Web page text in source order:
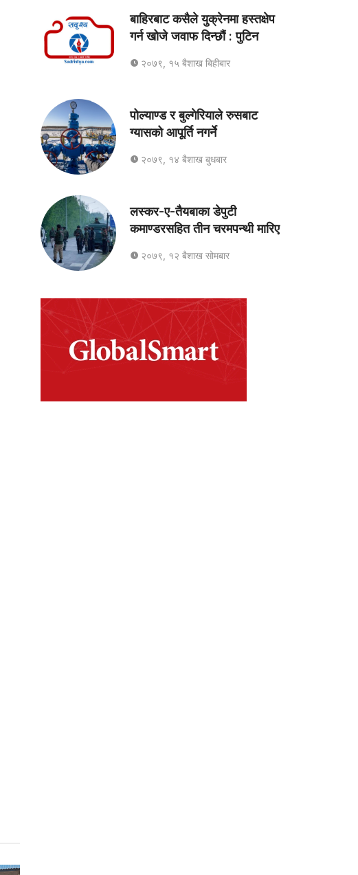
बाहिरबाट कसैले युक्रेनमा हस्तक्षेप
गर्न खोजे जवाफ दिन्छौं : पुटिन
२०७९, १५ बैशाख बिहीबार
पोल्याण्ड र बुल्गेरियाले रुसबाट
ग्यासको आपूर्ति नगर्ने
२०७९, १४ बैशाख बुधबार
लस्कर-ए-तैयबाका डेपुटी
कमाण्डरसहित तीन चरमपन्थी मारिए
२०७९, १२ बैशाख सोमबार